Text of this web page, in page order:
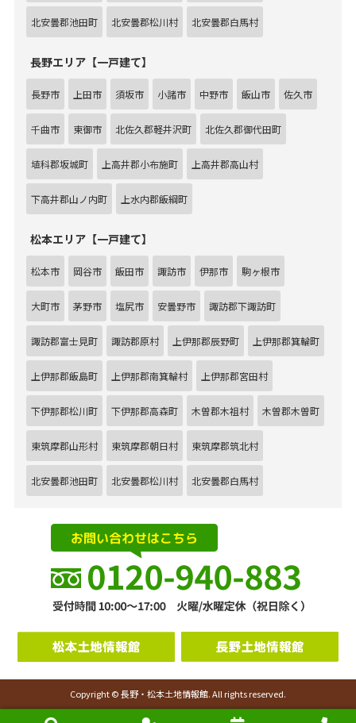
北安曇郡池田町 北安曇郡松川村 北安曇郡白馬村
長野エリア【一戸建て】
長野市 上田市 須坂市 小諸市 中野市 飯山市 佐久市
千曲市 東御市 北佐久郡軽井沢町 北佐久郡御代田町
埴科郡坂城町 上高井郡小布施町 上高井郡高山村
下高井郡山ノ内町 上水内郡飯綱町
松本エリア【一戸建て】
松本市 岡谷市 飯田市 諏訪市 伊那市 駒ヶ根市
大町市 茅野市 塩尻市 安曇野市 諏訪郡下諏訪町
諏訪郡富士見町 諏訪郡原村 上伊那郡辰野町 上伊那郡箕輪町
上伊那郡飯島町 上伊那郡南箕輪村 上伊那郡宮田村
下伊那郡松川町 下伊那郡高森町 木曽郡木祖村 木曽郡木曽町
東筑摩郡山形村 東筑摩郡朝日村 東筑摩郡筑北村
北安曇郡池田町 北安曇郡松川村 北安曇郡白馬村
Copyright © 長野・松本土地情報館. All rights reserved.